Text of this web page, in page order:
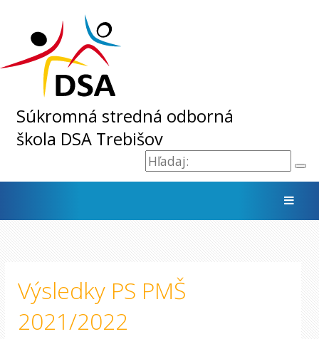
Súkromná stredná odborná
škola DSA Trebišov
Výsledky PS PMŠ
2021/2022